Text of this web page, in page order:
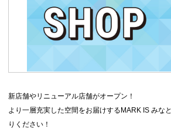
新店舗やリニューアル店舗がオープン！
より一層充実した空間をお届けするMARK IS みな
りください！